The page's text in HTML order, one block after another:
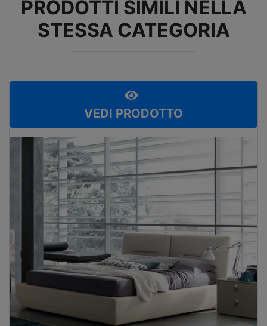
PRODOTTI SIMILI NELLA
STESSA CATEGORIA
VEDI PRODOTTO